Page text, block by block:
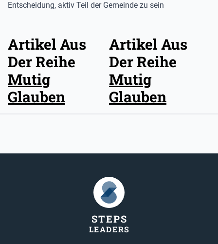
Entscheidung, aktiv Teil der Gemeinde zu sein
Artikel Aus
Der Reihe
Mutig
Glauben
Artikel Aus
Der Reihe
Mutig
Glauben
STEPS
LEADERS